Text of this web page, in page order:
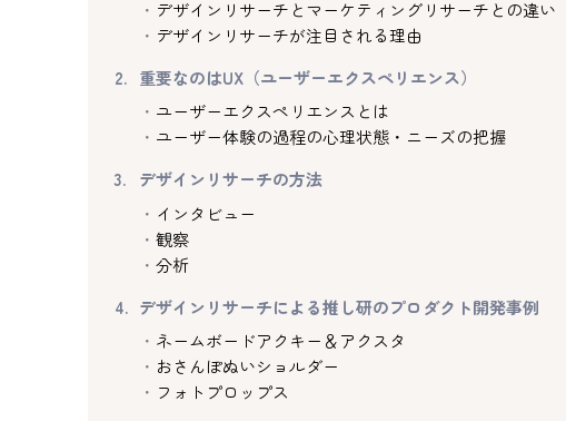
デザインリサーチとマーケティングリサーチとの違い
デザインリサーチが注目される理由
重要なのはUX（ユーザーエクスペリエンス）
ユーザーエクスペリエンスとは
ユーザー体験の過程の心理状態・ニーズの把握
デザインリサーチの方法
インタビュー
観察
分析
デザインリサーチによる推し研のプロダクト開発事例
ネームボードアクキー＆アクスタ
おさんぽぬいショルダー
フォトプロップス